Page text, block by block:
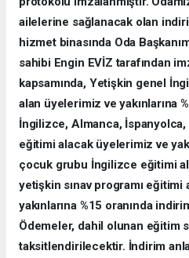
ailelerine sağlanacak olan
hizmet binasında Oda
sahibi Engin EVİZ tarafından
kapsamında, Yetişkin genel
alan üyelerimiz ve yakınlarına
İngilizce, Almanca, İspanyolca,
eğitimi alacak üyelerimiz ve
çocuk grubu İngilizce eğitimi
yetişkin sınav programı
yakınlarına %15 oranında
Ödemeler, dahil olunan eğitim
taksitlendirilecektir. İndirim